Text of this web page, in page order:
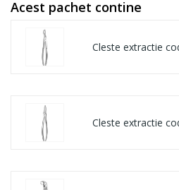
Acest pachet contine
Cleste extractie
Cleste extractie